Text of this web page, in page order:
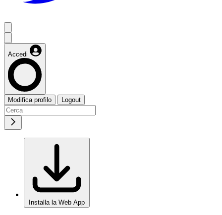
Accedi
Modifica profilo Logout
Installa la Web App